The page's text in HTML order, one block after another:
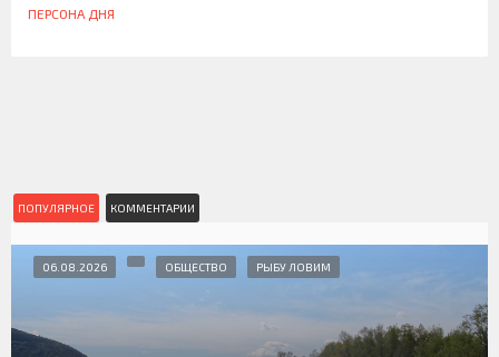
ПЕРСОНА ДНЯ
ПОПУЛЯРНОЕ КОММЕНТАРИИ
06.08.2026 ОБЩЕСТВО РЫБУ ЛОВИМ